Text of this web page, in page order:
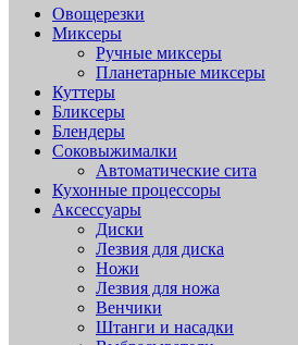
Овощерезки
Миксеры
Ручные миксеры
Планетарные миксеры
Куттеры
Бликсеры
Блендеры
Соковыжималки
Автоматические сита
Кухонные процессоры
Аксессуары
Диски
Лезвия для диска
Ножи
Лезвия для ножа
Венчики
Штанги и насадки